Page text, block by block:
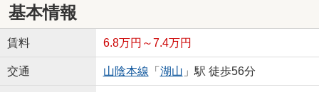
基本情報
賃料 6.8万円～7.4万円
交通 山陰本線 「 湖山 」駅 徒歩56分